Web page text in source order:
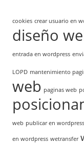
cookies crear usuario en
diseño
entrada en wordpress
LOPD mantenimiento
web paginas web
web publicar en wordpress
en wordpress wetransfer